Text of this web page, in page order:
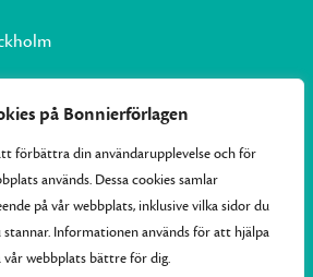
på Bonnierförlagen
förbättra din användarupplevelse och för
används. Dessa cookies samlar
på vår webbplats, inklusive vilka sidor du
stannar. Informationen används för att hjälpa
vår webbplats bättre för dig.
Bonnierförlagen
Cookies
Integritetspolicy